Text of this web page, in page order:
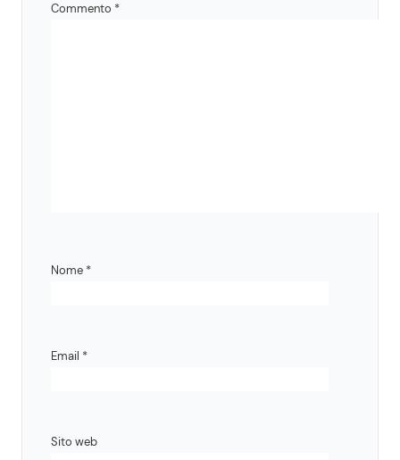
Commento *
Nome *
Email *
Sito web